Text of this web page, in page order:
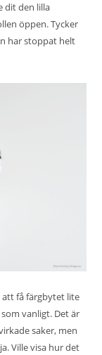
dit den lilla
öppen. Tycker
har stoppat helt
få färgbytet lite
vanligt. Det är
saker, men
Ville visa hur det